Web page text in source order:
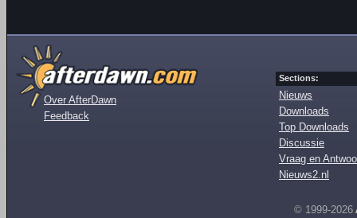
Over AfterDawn
Feedback
Sections:
Nieuws
Downloads
Top Downloads
Discussie
Vraag en
Nieuws2.nl
© 1999-2026